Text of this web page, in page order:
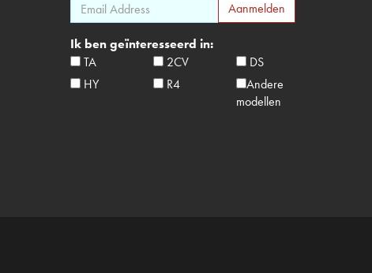
Ik ben geïnteresseerd in:
TA
2CV
DS
HY
R4
Andere
modellen